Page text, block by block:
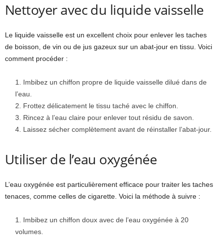
Nettoyer avec du liquide vaisselle
Le liquide vaisselle est un excellent choix pour enlever les taches
de boisson, de vin ou de jus gazeux sur un abat-jour en tissu. Voici
comment procéder :
Imbibez un chiffon propre de liquide vaisselle dilué dans de
l’eau.
Frottez délicatement le tissu taché avec le chiffon.
Rincez à l’eau claire pour enlever tout résidu de savon.
Laissez sécher complètement avant de réinstaller l’abat-jour.
Utiliser de l’eau oxygénée
L’eau oxygénée est particulièrement efficace pour traiter les taches
tenaces, comme celles de cigarette. Voici la méthode à suivre :
Imbibez un chiffon doux avec de l’eau oxygénée à 20
volumes.